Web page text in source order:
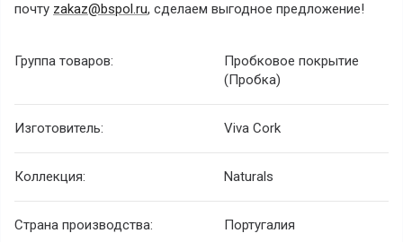
почту zakaz@bspol.ru, сделаем выгодное предложение!
Группа товаров:
Пробковое покрытие
(Пробка)
Изготовитель: Viva Cork
Коллекция: Naturals
Страна производства: Португалия